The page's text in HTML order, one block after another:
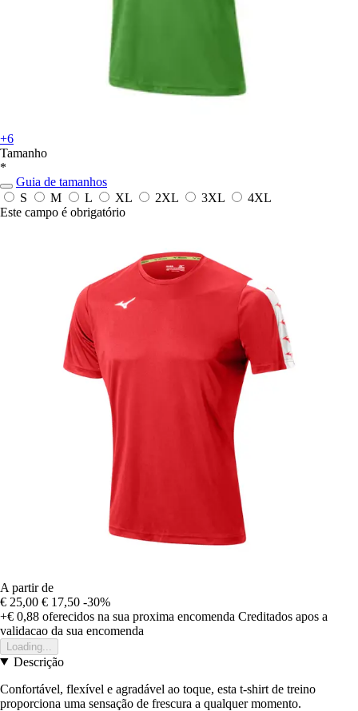
+6
Tamanho
*
Guia de tamanhos
S
M L XL 2XL 3XL
4XL
Este campo é obrigatório
A partir de
€ 25,00 € 17,50 -30%
+€ 0,88 oferecidos na sua proxima encomenda Creditados apos a
validacao da sua encomenda
Loading...
Descrição
Confortável, flexível e agradável ao toque, esta t-shirt de treino
proporciona uma sensação de frescura a qualquer momento.